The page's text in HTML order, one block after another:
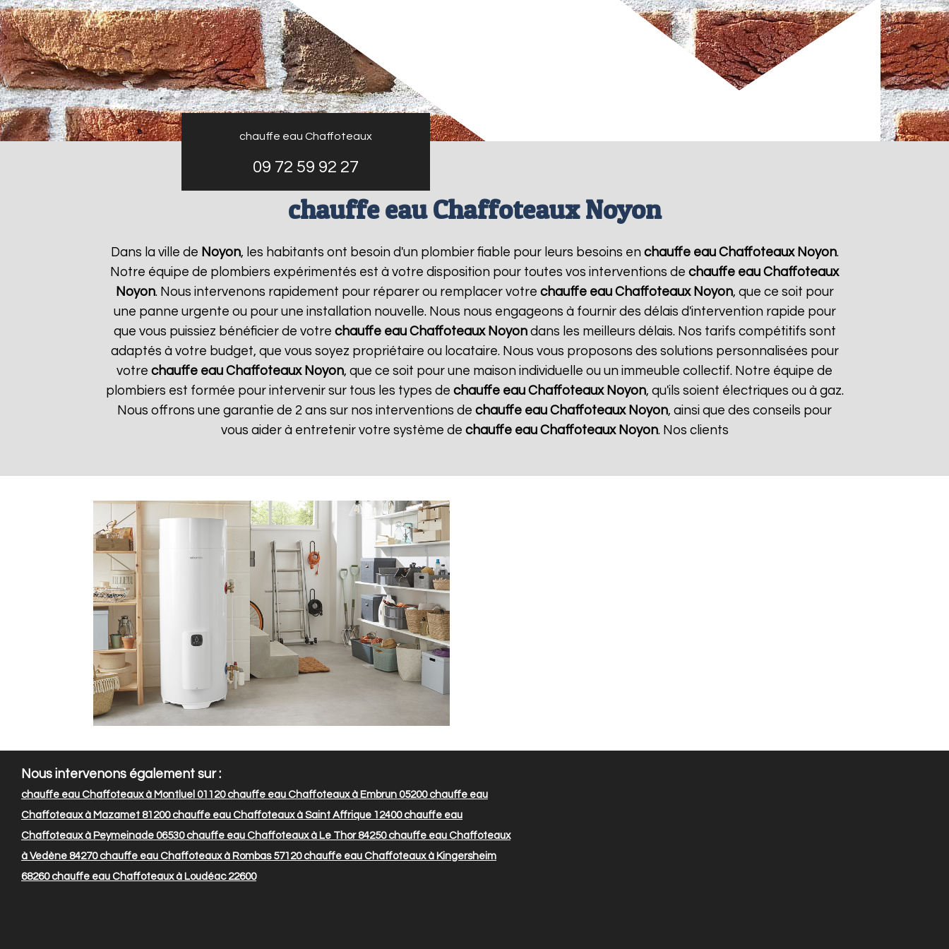
chauffe eau Chaffoteaux
09 72 59 92 27
chauffe eau Chaffoteaux Noyon
Dans la ville de Noyon, les habitants ont besoin d'un plombier fiable pour leurs besoins en chauffe eau Chaffoteaux Noyon.
Notre équipe de plombiers expérimentés est à votre disposition pour toutes vos interventions de chauffe eau Chaffoteaux
Noyon. Nous intervenons rapidement pour réparer ou remplacer votre chauffe eau Chaffoteaux Noyon, que ce soit pour
une panne urgente ou pour une installation nouvelle. Nous nous engageons à fournir des délais d'intervention rapide pour
que vous puissiez bénéficier de votre chauffe eau Chaffoteaux Noyondans les meilleurs délais. Nos tarifs compétitifs sont
adaptés à votre budget, que vous soyez propriétaire ou locataire. Nous vous proposons des solutions personnalisées pour
votre chauffe eau Chaffoteaux Noyon, que ce soit pour une maison individuelle ou un immeuble collectif. Notre équipe de
plombiers est formée pour intervenir sur tous les types de chauffe eau Chaffoteaux Noyon, qu'ils soient électriques ou à gaz.
Nous offrons une garantie de 2 ans sur nos interventions de chauffe eau Chaffoteaux Noyon, ainsi que des conseils pour
vous aider à entretenir votre système de chauffe eau Chaffoteaux Noyon. Nos clients
Nous intervenons également sur :
chauffe eau Chaffoteaux à Montluel 01120chauffe eau Chaffoteaux à Embrun 05200chauffe eau
Chaffoteaux à Mazamet 81200chauffe eau Chaffoteaux à Saint Affrique 12400chauffe eau
Chaffoteaux à Peymeinade 06530chauffe eau Chaffoteaux à Le Thor 84250chauffe eau Chaffoteaux
à Vedène 84270chauffe eau Chaffoteaux à Rombas 57120chauffe eau Chaffoteaux à Kingersheim
68260chauffe eau Chaffoteaux à Loudéac 22600